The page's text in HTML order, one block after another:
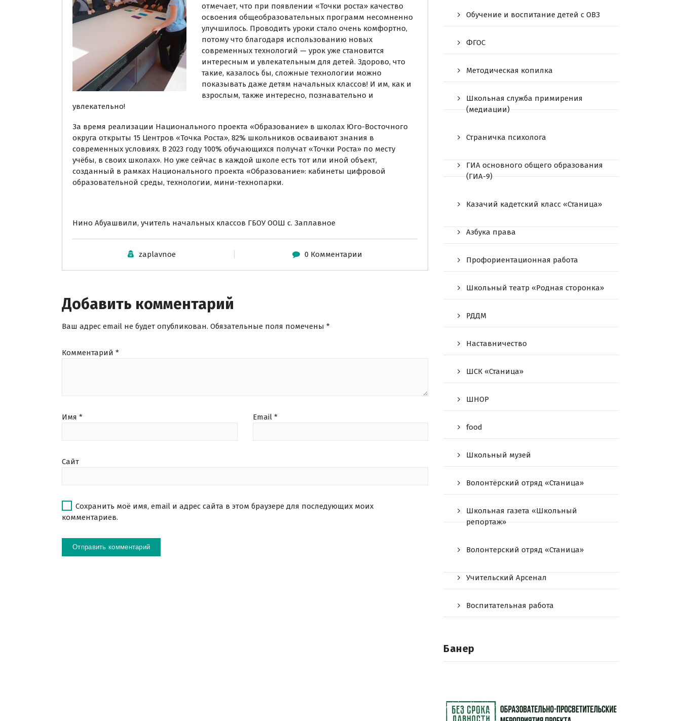
отмечает, что при появлении «Точки роста» качество
освоения общеобразовательных программ несомненно
улучшилось. Проводить уроки стало очень комфортно,
потому что благодаря использованию новых
современных технологий — урок уже становится
интересным и увлекательным для детей. Здорово, что
такие, казалось бы, сложные технологии можно
показывать даже детям начальных классов! И им, как и
взрослым, также интересно, познавательно и
увлекательно!
За время реализации Национального проекта «Образование» в школах Юго-Восточного
округа открыты 15 Центров «Точка Роста», 82% школьников осваивают знания в
современных условиях. В 2023 году 100% обучающихся получат «Точки Роста» по месту
учёбы, в своих школах». Но уже сейчас в каждой школе есть тот или иной объект,
созданный в рамках Национального проекта «Образование»: кабинеты цифровой
образовательной среды, технологии, мини-технопарки.
Нино Абуашвили, учитель начальных классов ГБОУ ООШ с. Заплавное
zaplavnoe 0 Комментарии
Добавить комментарий
Ваш адрес email не будет опубликован. Обязательные поля помечены *
Комментарий *
Имя * Email *
Сайт
Сохранить моё имя, email и адрес сайта в этом браузере для последующих моих
комментариев.
Обучение и воспитание детей с ОВЗ
ФГОС
Методическая копилка
Школьная служба примирения
(медиации)
Страничка психолога
ГИА основного общего образования
(ГИА-9)
Казачий кадетский класс «Станица»
Азбука права
Профориентационная работа
Школьный театр «Родная сторонка»
РДДМ
Наставничество
ШСК «Станица»
ШНОР
food
Школьный музей
Волонтёрский отряд «Станица»
Школьная газета «Школьный
репортаж»
Волонтерский отряд «Станица»
Учительский Арсенал
Воспитательная работа
Банер